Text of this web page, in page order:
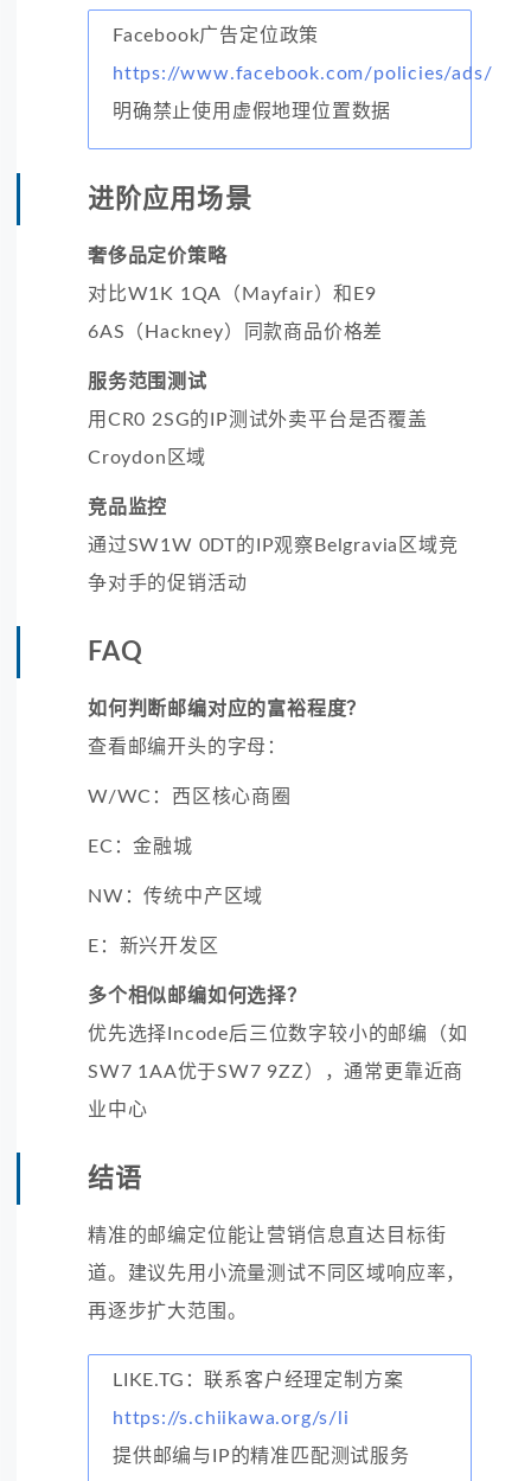
Facebook广告定位政策
https://www.facebook.com/policies/ads/
明确禁止使用虚假地理位置数据
进阶应用场景
奢侈品定价策略
对比W1K 1QA（Mayfair）和E9
6AS（Hackney）同款商品价格差
服务范围测试
用CR0 2SG的IP测试外卖平台是否覆盖
Croydon区域
竞品监控
通过SW1W 0DT的IP观察Belgravia区域竞
争对手的促销活动
FAQ
如何判断邮编对应的富裕程度？
查看邮编开头的字母：
W/WC：西区核心商圈
EC：金融城
NW：传统中产区域
E：新兴开发区
多个相似邮编如何选择？
优先选择Incode后三位数字较小的邮编（如
SW7 1AA优于SW7 9ZZ），通常更靠近商
业中心
结语
精准的邮编定位能让营销信息直达目标街
道。建议先用小流量测试不同区域响应率，
再逐步扩大范围。
LIKE.TG：联系客户经理定制方案
https://s.chiikawa.org/s/li
提供邮编与IP的精准匹配测试服务